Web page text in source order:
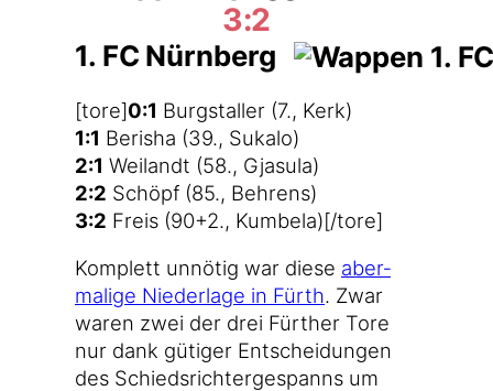
3:2
1. FC Nürnberg
[tore]0:1 Burg­stal­ler (7., Kerk)
1:1 Beri­sha (39., Sukalo)
2:1 Wei­landt (58., Gjasula)
2:2 Schöpf (85., Behrens)
3:2 Freis (90+2., Kumbela)[/tore]
Kom­plett unnö­tig war die­se aber­
ma­li­ge Nie­der­la­ge in Fürth. Zwar
waren zwei der drei Für­ther Tore
nur dank güti­ger Ent­schei­dun­gen
des Schieds­rich­ter­ge­spanns um